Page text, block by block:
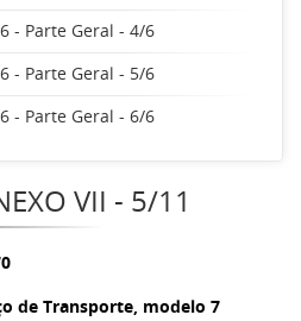
- Parte Geral - 4/6
- Parte Geral - 5/6
- Parte Geral - 6/6
VII - 5/11
de Transporte, modelo 7